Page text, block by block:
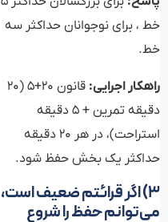
خط ، برای نوجوانان حداکثر سه
خط.
راهکار اجرایی:
قانون ۲۰+۵ (۲۰
دقیقه تمرین + ۵ دقیقه
استراحت)، در هر ۲۰ دقیقه
حداکثر یک بخش حفظ شود.
۳) اگر قرائتم ضعیف است،
می‌توانم حفظ را شروع